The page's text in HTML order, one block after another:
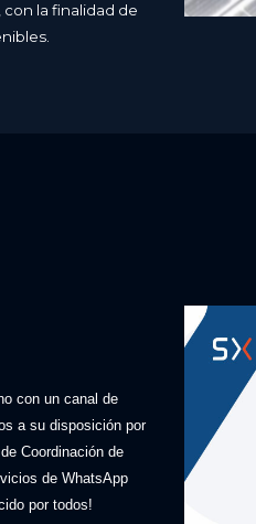
con la finalidad de
con un canal de
a su disposición por
Coordinación de
de WhatsApp
por todos!